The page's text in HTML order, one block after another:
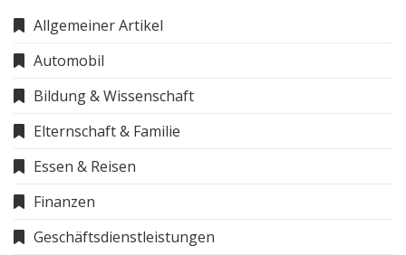
Allgemeiner Artikel
Automobil
Bildung & Wissenschaft
Elternschaft & Familie
Essen & Reisen
Finanzen
Geschäftsdienstleistungen